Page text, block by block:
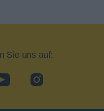
Sie uns auf:
YouTube Instagram